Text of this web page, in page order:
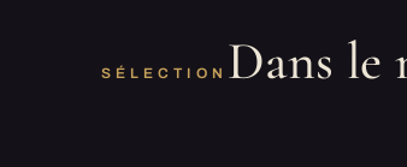
SÉLECTION Dans le